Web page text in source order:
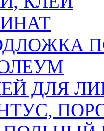
ДЛЯ